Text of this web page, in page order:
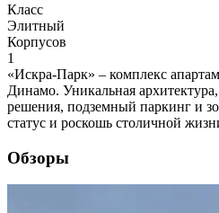
Класс
Элитный
Корпусов
1
«Искра-Парк» – комплекс
Динамо. Уникальная
решения, подземный паркинг и
статус и роскошь столичной
Обзоры